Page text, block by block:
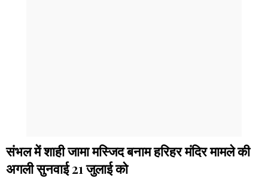
संभल में शाही जामा मस्जिद बनाम हरिहर मंदिर मामले की
अगली सुनवाई 21 जुलाई को